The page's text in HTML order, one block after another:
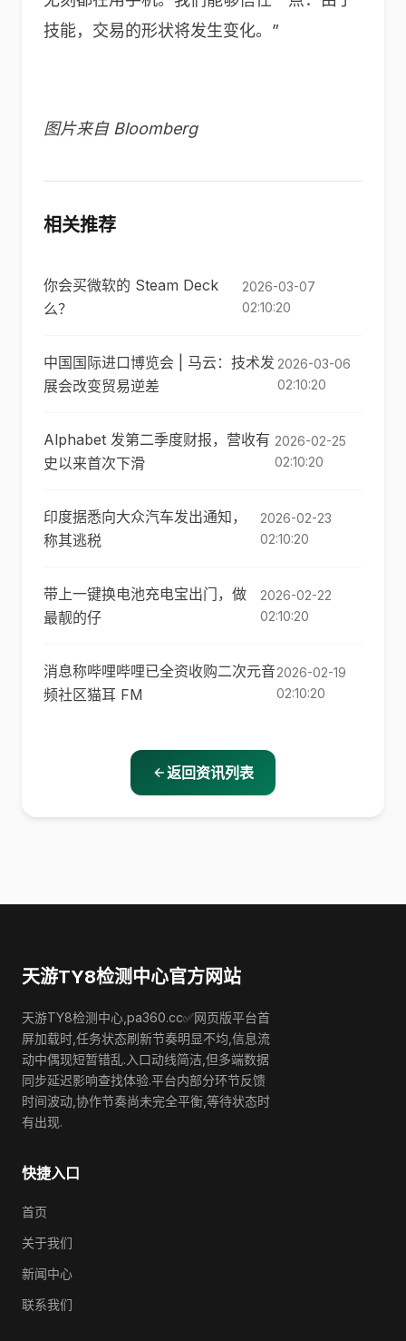
技能，交易的形状将发生变化。”
图片来自 Bloomberg
相关推荐
你会买微软的 Steam Deck
么？
2026-03-07
02:10:20
中国国际进口博览会 | 马云：技术发
展会改变贸易逆差
2026-03-06
02:10:20
Alphabet 发第二季度财报，营收有
史以来首次下滑
2026-02-25
02:10:20
印度据悉向大众汽车发出通知，
称其逃税
2026-02-23
02:10:20
带上一键换电池充电宝出门，做
最靓的仔
2026-02-22
02:10:20
消息称哔哩哔哩已全资收购二次元音
频社区猫耳 FM
2026-02-19
02:10:20
返回资讯列表
天游TY8检测中心官方网站
天游TY8检测中心,pa360.cc✅网页版平台首
屏加载时,任务状态刷新节奏明显不均,信息流
动中偶现短暂错乱.入口动线简洁,但多端数据
同步延迟影响查找体验.平台内部分环节反馈
时间波动,协作节奏尚未完全平衡,等待状态时
有出现.
快捷入口
首页
关于我们
新闻中心
联系我们